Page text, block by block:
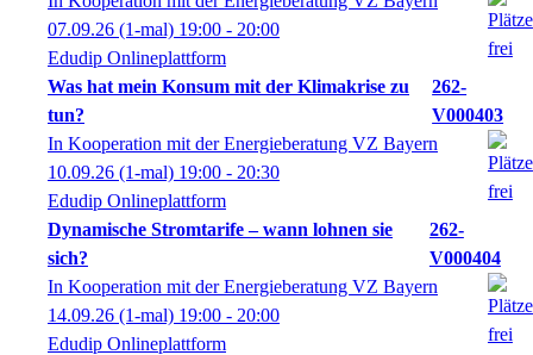
07.09.26 (1-mal) 19:00 - 20:00
Edudip Onlineplattform
Was hat mein Konsum mit der Klimakrise zu
tun?
262-
V000403
In Kooperation mit der Energieberatung VZ Bayern
10.09.26 (1-mal) 19:00 - 20:30
Edudip Onlineplattform
Dynamische Stromtarife – wann lohnen sie
sich?
262-
V000404
In Kooperation mit der Energieberatung VZ Bayern
14.09.26 (1-mal) 19:00 - 20:00
Edudip Onlineplattform